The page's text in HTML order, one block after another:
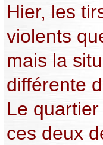
Hier, les
violents
mais la
différente
Le
ces deux